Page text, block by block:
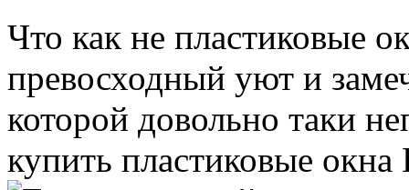
Что как не пластиковые
превосходный уют и
которой довольно таки
купить пластиковые